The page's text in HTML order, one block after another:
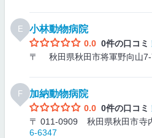
E 小林動物病院
0.0 0件の口コミ
〒 秋田県秋田市将軍野向山
F 加納動物病院
0.0 0件の口コミ
〒 011-0909 秋田県秋田市寺
6-6347